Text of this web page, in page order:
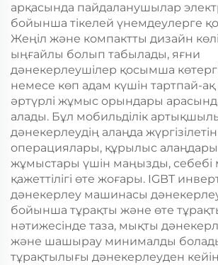
арқасында пайдаланушылар
бойынша тікелей үнемдеулерге
Жеңіл және компактты дизайн
ыңғайлы болып табылады, яғни
дәнекерлеушілер қосымша
немесе көп адам күшін тартпай-
әртүрлі жұмыс орындары
алады. Бұл мобильділік
дәнекерлеудің алаңда жүргізілетін
операциялары, құрылыс
жұмыстары үшін маңызды,
қажеттілігі өте жоғары. IGBT
дәнекерлеу машинасы
бойынша тұрақты және өте
нәтижесінде таза, мықты
және шашырау минималды
тұрақтылығы дәнекерлеуден